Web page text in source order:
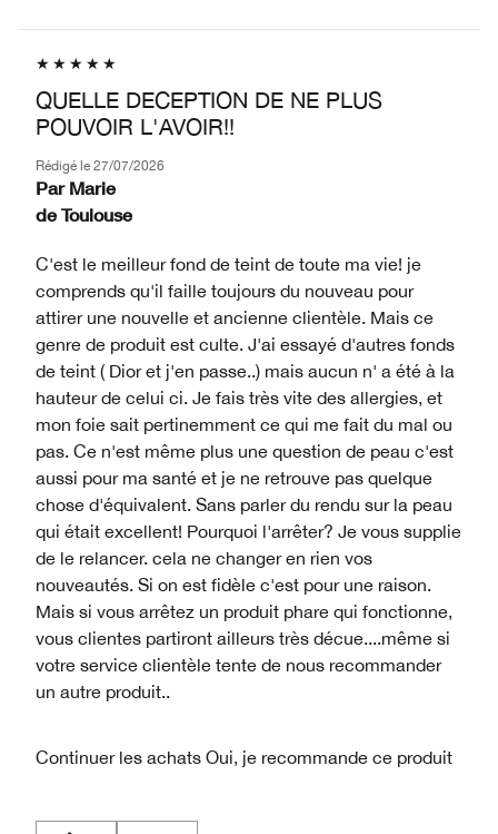
QUELLE DECEPTION DE NE PLUS
POUVOIR L'AVOIR!!
Rédigé le 27/07/2026
Par Marie
de Toulouse
C'est le meilleur fond de teint de toute ma vie! je
comprends qu'il faille toujours du nouveau pour
attirer une nouvelle et ancienne clientèle. Mais ce
genre de produit est culte. J'ai essayé d'autres fonds
de teint ( Dior et j'en passe..) mais aucun n' a été à la
hauteur de celui ci. Je fais très vite des allergies, et
mon foie sait pertinemment ce qui me fait du mal ou
pas. Ce n'est même plus une question de peau c'est
aussi pour ma santé et je ne retrouve pas quelque
chose d'équivalent. Sans parler du rendu sur la peau
qui était excellent! Pourquoi l'arrêter? Je vous supplie
de le relancer. cela ne changer en rien vos
nouveautés. Si on est fidèle c'est pour une raison.
Mais si vous arrêtez un produit phare qui fonctionne,
vous clientes partiront ailleurs très décue....même si
votre service clientèle tente de nous recommander
un autre produit..
Continuer les achats Oui, je recommande ce produit